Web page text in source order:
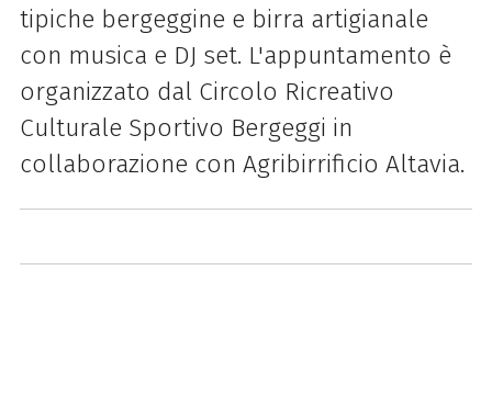
tipiche bergeggine e birra artigianale
con musica e DJ set. L'appuntamento è
organizzato dal Circolo Ricreativo
Culturale Sportivo Bergeggi in
collaborazione con Agribirrificio Altavia.